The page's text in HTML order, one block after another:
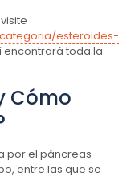
esteroides-
toda la
Cómo
por el páncreas
entre las que se